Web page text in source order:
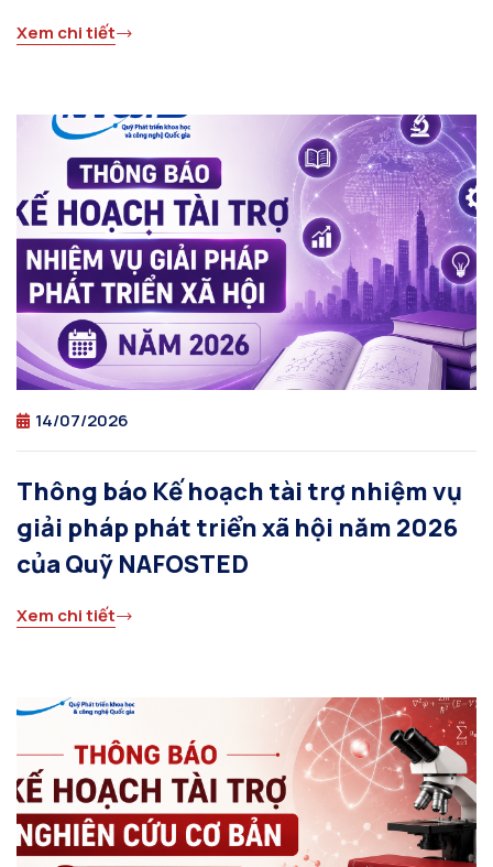
năm 2026
Xem chi tiết
14/07/2026
Thông báo Kế hoạch tài trợ nhiệm vụ
giải pháp phát triển xã hội năm 2026
của Quỹ NAFOSTED
Xem chi tiết